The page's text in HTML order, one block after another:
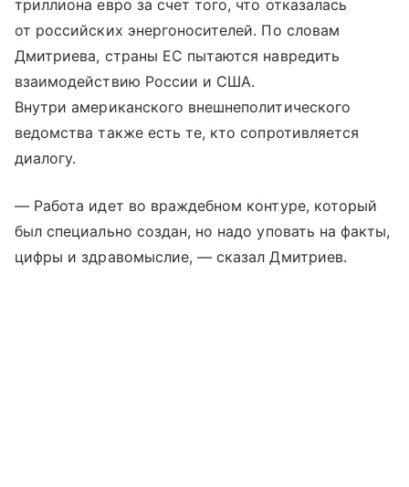
триллиона евро за счет того, что отказалась
от российских энергоносителей. По словам
Дмитриева, страны ЕС пытаются навредить
взаимодействию России и США.
Внутри американского внешнеполитического
ведомства также есть те, кто сопротивляется
диалогу.
— Работа идет во враждебном контуре, который
был специально создан, но надо уповать на факты,
цифры и здравомыслие, — сказал Дмитриев.